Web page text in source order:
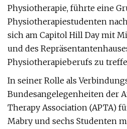
Physiotherapie, führte eine
Physiotherapiestudenten
sich am Capitol Hill Day mit
und des
Physiotherapieberufs zu
In seiner Rolle als
Bundesangelegenheiten der
Therapy Association (APTA)
Mabry und sechs Studenten